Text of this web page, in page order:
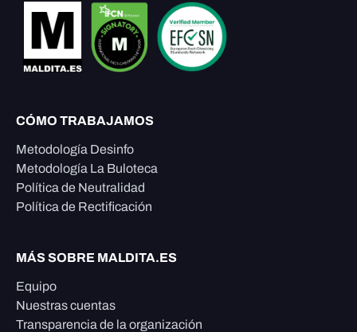
CÓMO TRABAJAMOS
Metodología Desinfo
Metodología La Buloteca
Política de Neutralidad
Política de Rectificación
MÁS SOBRE MALDITA.ES
Equipo
Nuestras cuentas
Transparencia de la organización